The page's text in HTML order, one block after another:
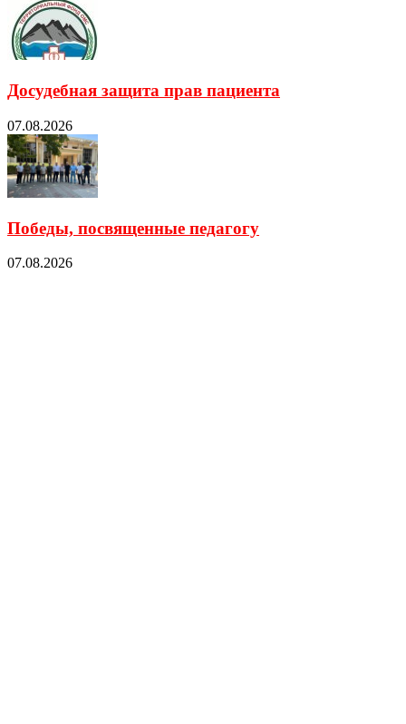
Досудебная защита прав пациента
07.08.2026
Победы, посвященные педагогу
07.08.2026